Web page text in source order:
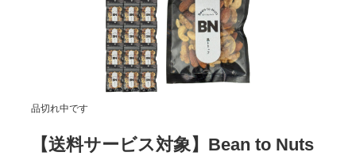
品切れ中です
【送料サービス対象】Bean to Nuts